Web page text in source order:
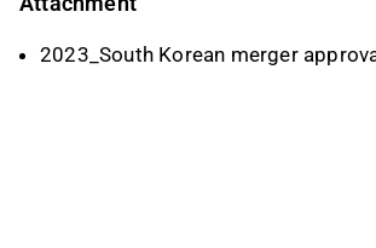
2023_South Korean merger